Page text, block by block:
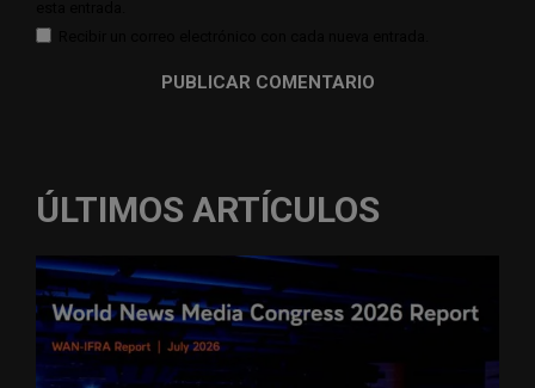
ÚLTIMOS ARTÍCULOS